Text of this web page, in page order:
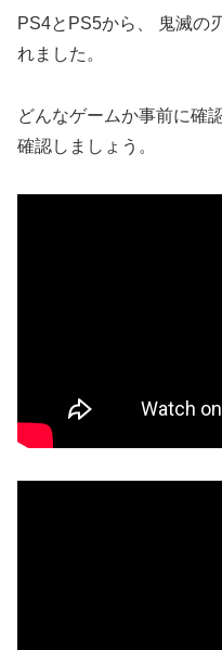
PS4とPS5から、 鬼滅の
れました。
どんなゲームか事前に確
確認しましょう。